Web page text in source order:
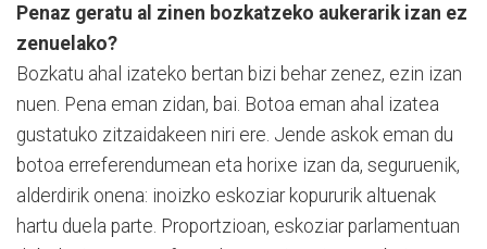
Penaz geratu al zinen bozkatzeko aukerarik izan ez
zenuelako?
Bozkatu ahal izateko bertan bizi behar zenez, ezin izan
nuen. Pena eman zidan, bai. Botoa eman ahal izatea
gustatuko zitzaidakeen niri ere. Jende askok eman du
botoa erreferendumean eta horixe izan da, seguruenik,
alderdirik onena: inoizko eskoziar kopururik altuenak
hartu duela parte. Proportzioan, eskoziar parlamentuan